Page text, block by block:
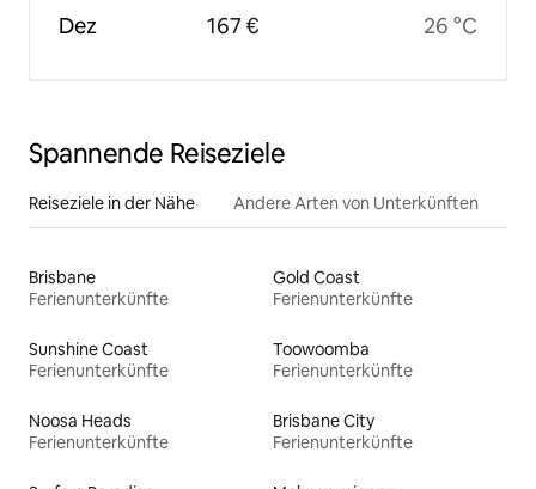
Dez 167 € 26 °C
Spannende Reiseziele
Reiseziele in der Nähe Andere Arten von Unterkünften
Brisbane
Ferienunterkünfte
Gold Coast
Ferienunterkünfte
Sunshine Coast
Ferienunterkünfte
Toowoomba
Ferienunterkünfte
Noosa Heads
Ferienunterkünfte
Brisbane City
Ferienunterkünfte